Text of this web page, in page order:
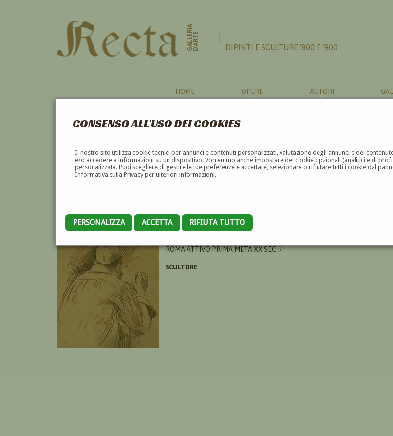
CONSENSO ALL'USO DEI COOKIES
Il nostro sito utilizza cookie tecnici per annunci e contenuti personalizzati, valutazione degli annunci e del
e/o accedere a informazioni su un dispositivo. Vorremmo anche impostare dei cookie opzionali (analitici e di
personalizzata. Puoi scegliere di gestire le tue preferenze e accettare, selezionare o rifiutare tutti i cookie dal
Informativa sulla Privacy per ulteriori informazioni.
PERSONALIZZA ACCETTA RIFIUTA TUTTO
GALLERIAD'ARTE DIPINTI E SCULTURE '800 E '900
HOME OPERE AUTORI
ALCIBIADE MAZZEO
ROMA ATTIVO PRIMA METÀ XX SEC. /
SCULTORE